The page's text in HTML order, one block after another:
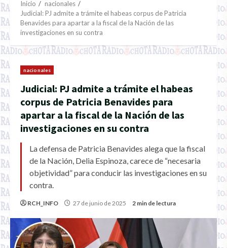
Inicio
nacionales
Judicial: PJ admite a trámite el habeas corpus de Patricia
Benavides para apartar a la fiscal de la Nación de las
investigaciones en su contra
nacionales
Judicial: PJ admite a trámite el habeas
corpus de Patricia Benavides para
apartar a la fiscal de la Nación de las
investigaciones en su contra
La defensa de Patricia Benavides alega que la fiscal
de la Nación, Delia Espinoza, carece de “necesaria
objetividad” para conducir las investigaciones en su
contra.
RCH_INFO 27 de junio de 2025 2 min de lectura